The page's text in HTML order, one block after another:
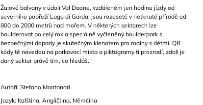
Žulové balvany v údolí Val Daone, vzdáleném jen hodinu jízdy od
severního pobřeží Lago di Garda, jsou rozeseté v netknuté přírodě od
800 do 2000 metrů nad mořem. V některých sektorech lze
boulderovat po celý rok a speciálně vyčleněný boulderpark s
bezpečnými dopady je skutečným klenotem pro rodiny s dětmi. QR
kódy tě navedou na parkovací místa a piktogramy ti prozradí, zdali je
daný sektor právě tím, co hledáš.
Autoři: Stefano Montanari
Jazyk: Italština, Angličtina, Němčina